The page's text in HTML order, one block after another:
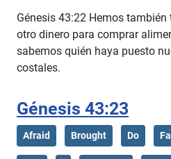
Génesis 43:22 Hemos
otro dinero para comprar
sabemos quién haya puesto
costales.
Génesis 43:23
Afraid Brought Do